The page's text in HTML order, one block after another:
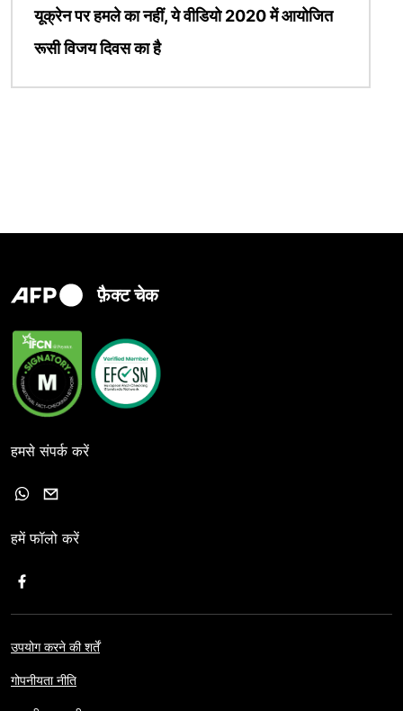
यूक्रेन पर हमले का नहीं, ये वीडियो 2020 में आयोजित
रूसी विजय दिवस का है
फ़ैक्ट चेक
हमसे संपर्क करें
हमें फॉलो करें
उपयोग करने की शर्तें
गोपनीयता नीति